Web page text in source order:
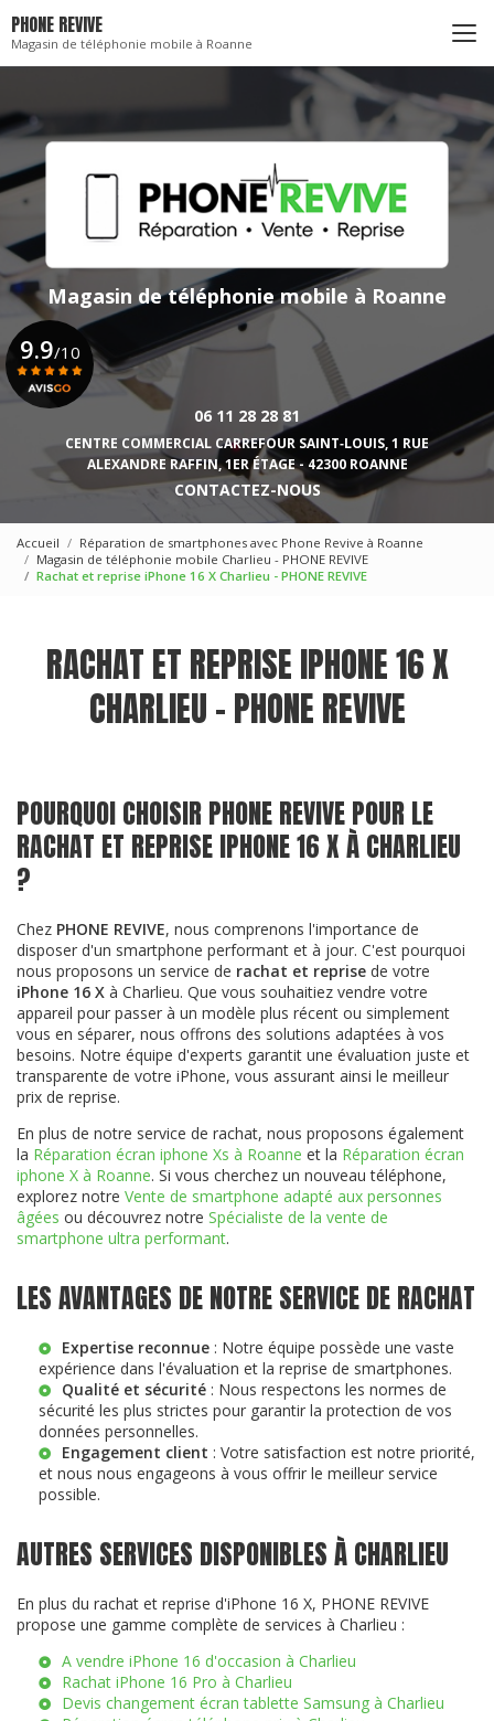
au
contenu
principal
PHONE REVIVE
Magasin de téléphonie mobile à Roanne
Magasin de téléphonie mobile à Roanne
06 11 28 28 81
CENTRE COMMERCIAL CARREFOUR SAINT‑LOUIS, 1 RUE
ALEXANDRE RAFFIN, 1ER ÉTAGE - 42300 ROANNE
CONTACTEZ-NOUS
9.9/10
Accueil
Réparation de smartphones avec Phone Revive à Roanne
Magasin de téléphonie mobile Charlieu - PHONE REVIVE
Rachat et reprise iPhone 16 X Charlieu - PHONE REVIVE
RACHAT ET REPRISE IPHONE 16 X
CHARLIEU - PHONE REVIVE
POURQUOI CHOISIR PHONE REVIVE POUR LE
RACHAT ET REPRISE IPHONE 16 X À CHARLIEU
?
Chez PHONE REVIVE, nous comprenons l'importance de
disposer d'un smartphone performant et à jour. C'est pourquoi
nous proposons un service de rachat et reprise de votre
iPhone 16 X à Charlieu. Que vous souhaitiez vendre votre
appareil pour passer à un modèle plus récent ou simplement
vous en séparer, nous offrons des solutions adaptées à vos
besoins. Notre équipe d'experts garantit une évaluation juste et
transparente de votre iPhone, vous assurant ainsi le meilleur
prix de reprise.
En plus de notre service de rachat, nous proposons également
la Réparation écran iphone Xs à Roanne et la Réparation écran
iphone X à Roanne. Si vous cherchez un nouveau téléphone,
explorez notre Vente de smartphone adapté aux personnes
âgées ou découvrez notre Spécialiste de la vente de
smartphone ultra performant.
LES AVANTAGES DE NOTRE SERVICE DE RACHAT
Expertise reconnue : Notre équipe possède une vaste
expérience dans l'évaluation et la reprise de smartphones.
Qualité et sécurité : Nous respectons les normes de
sécurité les plus strictes pour garantir la protection de vos
données personnelles.
Engagement client : Votre satisfaction est notre priorité,
et nous nous engageons à vous offrir le meilleur service
possible.
AUTRES SERVICES DISPONIBLES À CHARLIEU
En plus du rachat et reprise d'iPhone 16 X, PHONE REVIVE
propose une gamme complète de services à Charlieu :
A vendre iPhone 16 d'occasion à Charlieu
Rachat iPhone 16 Pro à Charlieu
Devis changement écran tablette Samsung à Charlieu